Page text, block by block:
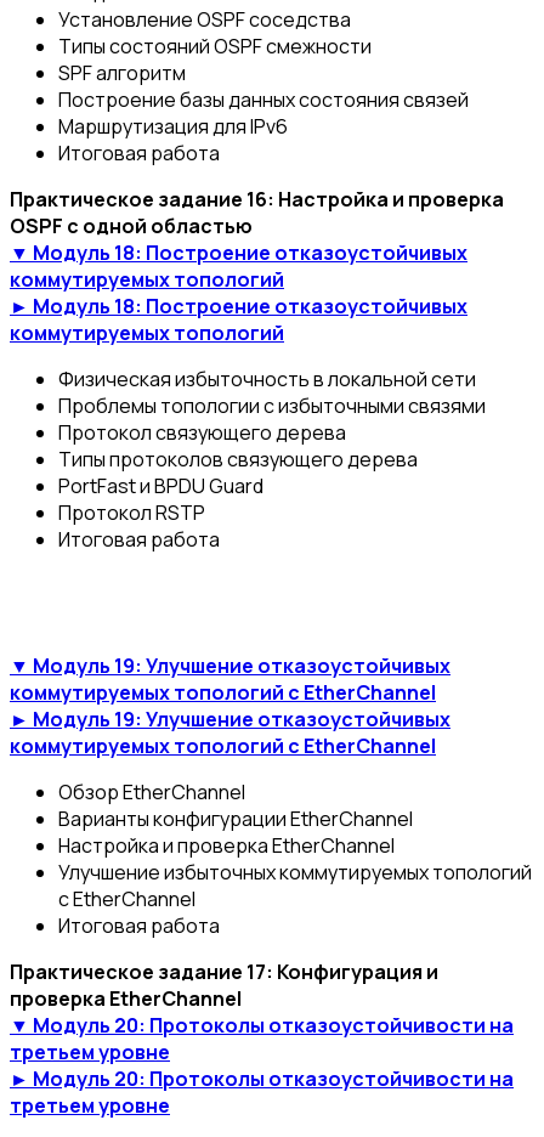
Установление OSPF соседства
Типы состояний OSPF смежности
SPF алгоритм
Построение базы данных состояния связей
Маршрутизация для IPv6
Итоговая работа
Практическое задание 16: Настройка и проверка
OSPF с одной областью
▼ Модуль 18: Построение отказоустойчивых
коммутируемых топологий
► Модуль 18: Построение отказоустойчивых
коммутируемых топологий
Физическая избыточность в локальной сети
Проблемы топологии с избыточными связями
Протокол связующего дерева
Типы протоколов связующего дерева
PortFast и BPDU Guard
Протокол RSTP
Итоговая работа
▼ Модуль 19: Улучшение отказоустойчивых
коммутируемых топологий с EtherChannel
► Модуль 19: Улучшение отказоустойчивых
коммутируемых топологий с EtherChannel
Обзор EtherChannel
Варианты конфигурации EtherChannel
Настройка и проверка EtherChannel
Улучшение избыточных коммутируемых топологий
с EtherChannel
Итоговая работа
Практическое задание 17: Конфигурация и
проверка EtherChannel
▼ Модуль 20: Протоколы отказоустойчивости на
третьем уровне
► Модуль 20: Протоколы отказоустойчивости на
третьем уровне